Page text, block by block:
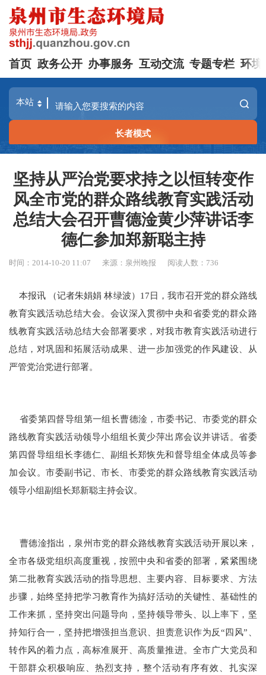
首页 政务公开 办事服务 互动交流 专题专栏 环境
长者模式
坚持从严治党要求持之以恒转变作
风全市党的群众路线教育实践活动
总结大会召开曹德淦黄少萍讲话李
德仁参加郑新聪主持
时间：2014-10-20 11:07 来源：泉州晚报 阅读人数： 736
本报讯 （记者朱娟娟 林绿波）17日，我市召开党的群众路线
教育实践活动总结大会。会议深入贯彻中央和省委党的群众路
线教育实践活动总结大会部署要求，对我市教育实践活动进行
总结，对巩固和拓展活动成果、进一步加强党的作风建设、从
严管党治党进行部署。
省委第四督导组第一组长曹德淦，市委书记、市委党的群众
路线教育实践活动领导小组组长黄少萍出席会议并讲话。省委
第四督导组组长李德仁、副组长郑恢先和督导组全体成员等参
加会议。市委副书记、市长、市委党的群众路线教育实践活动
领导小组副组长郑新聪主持会议。
曹德淦指出，泉州市党的群众路线教育实践活动开展以来，
全市各级党组织高度重视，按照中央和省委的部署，紧紧围绕
第二批教育实践活动的指导思想、主要内容、目标要求、方法
步骤，始终坚持把学习教育作为搞好活动的关键性、基础性的
工作来抓，坚持突出问题导向，坚持领导带头、以上率下，坚
持知行合一，坚持把增强担当意识、担责意识作为反“四风”、
转作风的着力点，高标准展开、高质量推进。全市广大党员和
干部群众积极响应、热烈支持，整个活动有序有效、扎实深